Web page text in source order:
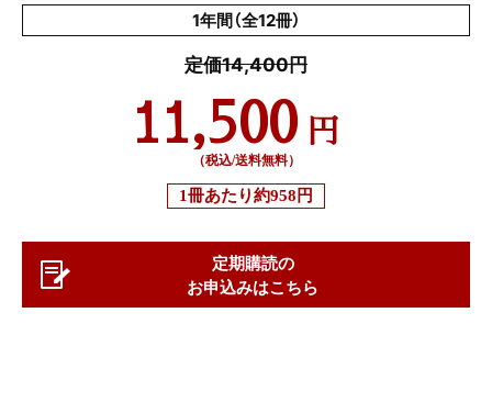
1年間（全12冊）
定価14,400円
11,500 円
（税込/送料無料）
1冊あたり約958円
定期購読の
お申込みはこちら